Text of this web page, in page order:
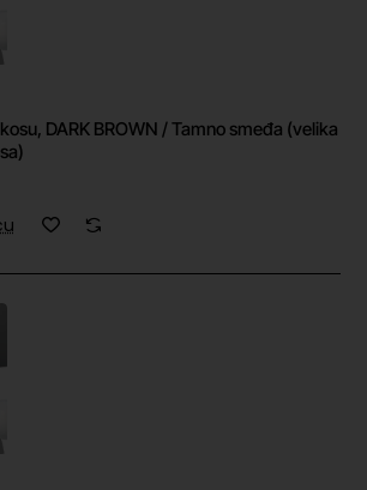
DARK BROWN / Tamno smeđa (velika